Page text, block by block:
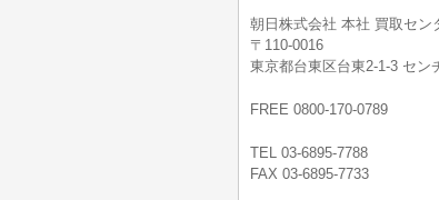
朝日株式会社 本社 買取セン
〒110-0016
東京都台東区台東2-1-3 セン
FREE 0800-170-0789
TEL 03-6895-7788
FAX 03-6895-7733